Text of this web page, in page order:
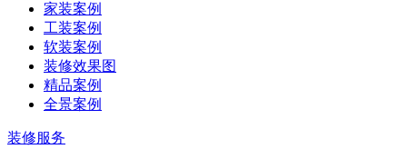
家装案例
工装案例
软装案例
装修效果图
精品案例
全景案例
装修服务